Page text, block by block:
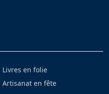
Livres en folie
Artisanat en fête